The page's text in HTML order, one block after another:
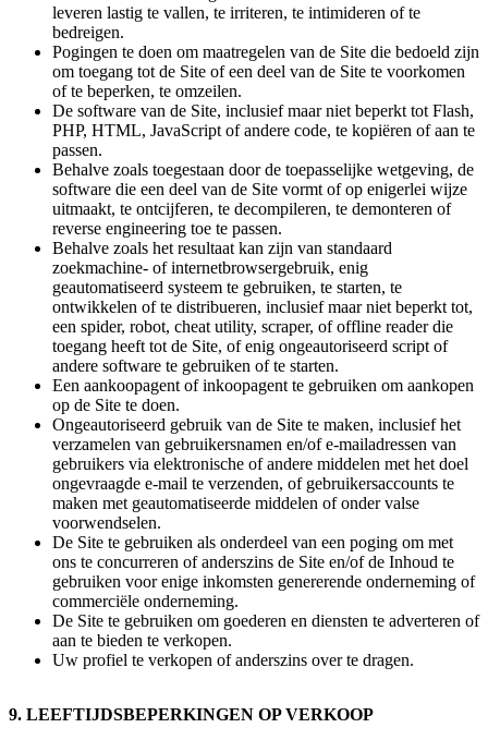
leveren lastig te vallen, te irriteren, te intimideren of te
bedreigen.
Pogingen te doen om maatregelen van de Site die bedoeld zijn
om toegang tot de Site of een deel van de Site te voorkomen
of te beperken, te omzeilen.
De software van de Site, inclusief maar niet beperkt tot Flash,
PHP, HTML, JavaScript of andere code, te kopiëren of aan te
passen.
Behalve zoals toegestaan door de toepasselijke wetgeving, de
software die een deel van de Site vormt of op enigerlei wijze
uitmaakt, te ontcijferen, te decompileren, te demonteren of
reverse engineering toe te passen.
Behalve zoals het resultaat kan zijn van standaard
zoekmachine- of internetbrowsergebruik, enig
geautomatiseerd systeem te gebruiken, te starten, te
ontwikkelen of te distribueren, inclusief maar niet beperkt tot,
een spider, robot, cheat utility, scraper, of offline reader die
toegang heeft tot de Site, of enig ongeautoriseerd script of
andere software te gebruiken of te starten.
Een aankoopagent of inkoopagent te gebruiken om aankopen
op de Site te doen.
Ongeautoriseerd gebruik van de Site te maken, inclusief het
verzamelen van gebruikersnamen en/of e-mailadressen van
gebruikers via elektronische of andere middelen met het doel
ongevraagde e-mail te verzenden, of gebruikersaccounts te
maken met geautomatiseerde middelen of onder valse
voorwendselen.
De Site te gebruiken als onderdeel van een poging om met
ons te concurreren of anderszins de Site en/of de Inhoud te
gebruiken voor enige inkomsten genererende onderneming of
commerciële onderneming.
De Site te gebruiken om goederen en diensten te adverteren of
aan te bieden te verkopen.
Uw profiel te verkopen of anderszins over te dragen.
9. LEEFTIJDSBEPERKINGEN OP VERKOOP